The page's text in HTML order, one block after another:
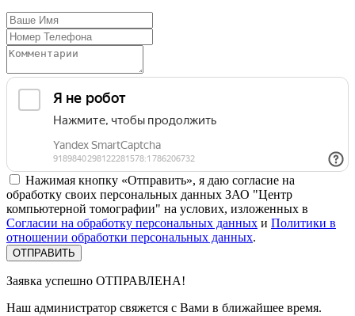
Нажимая кнопку «Отправить», я даю согласие на
обработку своих персональных данных ЗАО "Центр
компьютерной томографии" на услових, изложенных в
Согласии на обработку персональных данных и Политики в
отношении обработки персональных данных.
Заявка успешно ОТПРАВЛЕНА!
Наш администратор свяжется с Вами в ближайшее время.